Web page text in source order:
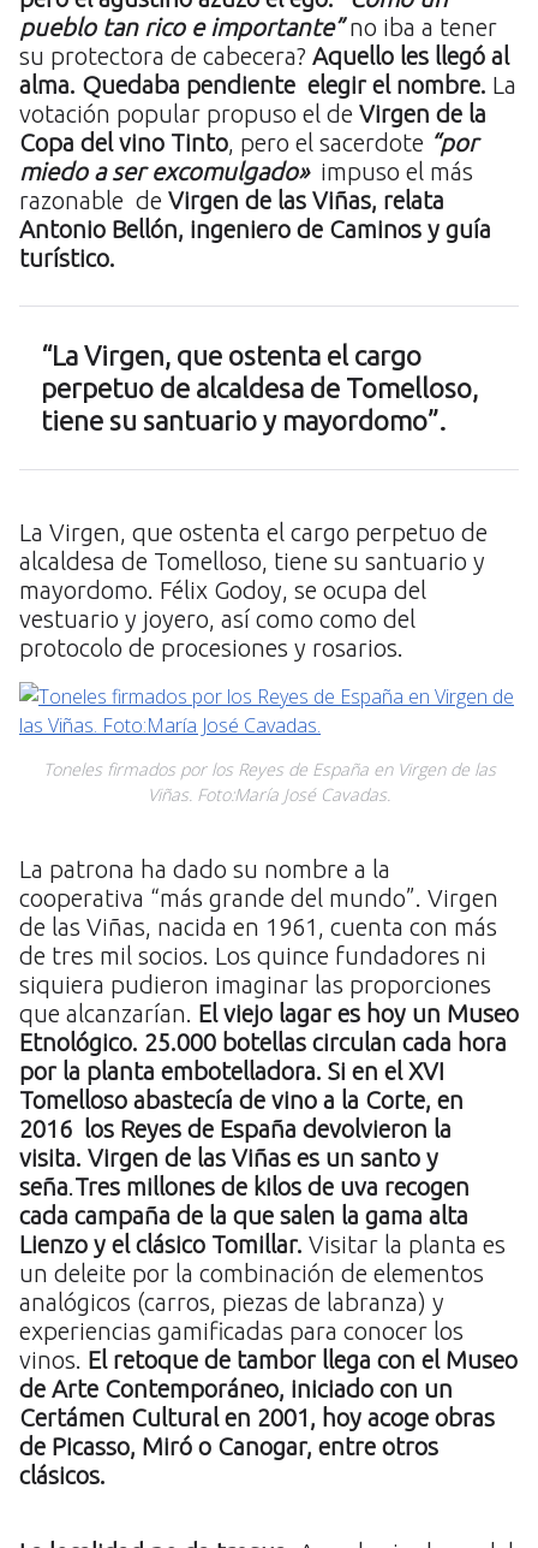
pueblo tan rico e importante” no iba a tener
su protectora de cabecera? Aquello les llegó al
alma. Quedaba pendiente elegir el nombre. La
votación popular propuso el de Virgen de la
Copa del vino Tinto, pero el sacerdote “por
miedo a ser excomulgado» impuso el más
razonable de Virgen de las Viñas, relata
Antonio Bellón, ingeniero de Caminos y guía
turístico.
“La Virgen, que ostenta el cargo
perpetuo de alcaldesa de Tomelloso,
tiene su santuario y mayordomo”.
La Virgen, que ostenta el cargo perpetuo de
alcaldesa de Tomelloso, tiene su santuario y
mayordomo. Félix Godoy, se ocupa del
vestuario y joyero, así como como del
protocolo de procesiones y rosarios.
Toneles firmados por los Reyes de España en Virgen de las
Viñas. Foto:María José Cavadas.
La patrona ha dado su nombre a la
cooperativa “más grande del mundo”. Virgen
de las Viñas, nacida en 1961, cuenta con más
de tres mil socios. Los quince fundadores ni
siquiera pudieron imaginar las proporciones
que alcanzarían. El viejo lagar es hoy un Museo
Etnológico. 25.000 botellas circulan cada hora
por la planta embotelladora. Si en el XVI
Tomelloso abastecía de vino a la Corte, en
2016 los Reyes de España devolvieron la
visita. Virgen de las Viñas es un santo y
seña.Tres millones de kilos de uva recogen
cada campaña de la que salen la gama alta
Lienzo y el clásico Tomillar. Visitar la planta es
un deleite por la combinación de elementos
analógicos (carros, piezas de labranza) y
experiencias gamificadas para conocer los
vinos. El retoque de tambor llega con el Museo
de Arte Contemporáneo, iniciado con un
Certámen Cultural en 2001, hoy acoge obras
de Picasso, Miró o Canogar, entre otros
clásicos.